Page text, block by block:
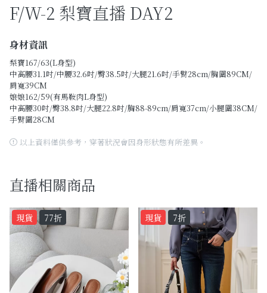
Past Collections
全部
現貨專區-可快速出貨
C字頭商品- 防曬披肩/好穿內衣
KOL選品
Best Top20
訂單查詢
關於我們
購物須知
F/W-2 梨寶直播 DAY2
身材資訊
梨寶167/63(L身型)
中高腰31.1吋/中腰32.6吋/臀38.5吋/大腿21.6吋/手臂28cm/胸圍89CM/
肩寬39CM
娘娘162/59(有馬鞍肉L身型)
中高腰30吋/臀38.8吋/大腿22.8吋/胸88-89cm/肩寬37cm/小腿圍38CM/
手臂圍28CM
以上資料僅供參考，穿著狀況會因身形狀態有所差異。
直播相關商品
現貨 77折 現貨 7折